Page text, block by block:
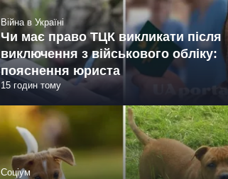
Війна в Україні
Чи має право ТЦК викликати після
виключення з військового обліку:
пояснення юриста
15 годин тому
Соціум